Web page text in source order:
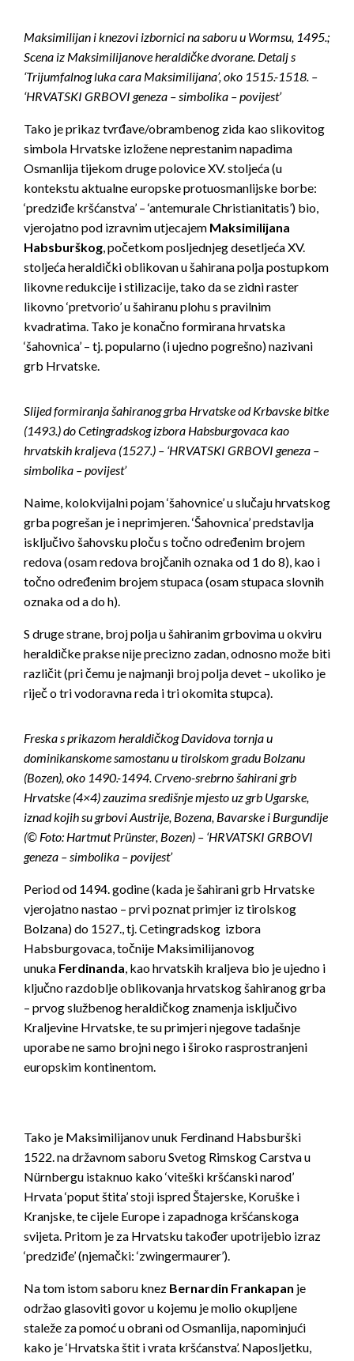
Maksimilijan i knezovi izbornici na saboru u Wormsu, 1495.;
Scena iz Maksimilijanove heraldičke dvorane. Detalj s
‘Trijumfalnog luka cara Maksimilijana’, oko 1515.-1518. –
‘HRVATSKI GRBOVI geneza – simbolika – povijest’
Tako je prikaz tvrđave/obrambenog zida kao slikovitog
simbola Hrvatske izložene neprestanim napadima
Osmanlija tijekom druge polovice XV. stoljeća (u
kontekstu aktualne europske protuosmanlijske borbe:
‘predziđe kršćanstva’ – ‘antemurale Christianitatis’) bio,
vjerojatno pod izravnim utjecajem Maksimilijana
Habsburškog , početkom posljednjeg desetljeća XV.
stoljeća heraldički oblikovan u šahirana polja postupkom
likovne redukcije i stilizacije, tako da se zidni raster
likovno ‘pretvorio’ u šahiranu plohu s pravilnim
kvadratima. Tako je konačno formirana hrvatska
‘šahovnica’ – tj. popularno (i ujedno pogrešno) nazivani
grb Hrvatske.
Slijed formiranja šahiranog grba Hrvatske od Krbavske bitke
(1493.) do Cetingradskog izbora Habsburgovaca kao
hrvatskih kraljeva (1527.) – ‘HRVATSKI GRBOVI geneza –
simbolika – povijest’
Naime, kolokvijalni pojam ‘šahovnice’ u slučaju hrvatskog
grba pogrešan je i neprimjeren. ‘Šahovnica’ predstavlja
isključivo šahovsku ploču s točno određenim brojem
redova (osam redova brojčanih oznaka od 1 do 8), kao i
točno određenim brojem stupaca (osam stupaca slovnih
oznaka od a do h).
S druge strane, broj polja u šahiranim grbovima u okviru
heraldičke prakse nije precizno zadan, odnosno može biti
različit (pri čemu je najmanji broj polja devet – ukoliko je
riječ o tri vodoravna reda i tri okomita stupca).
Freska s prikazom heraldičkog Davidova tornja u
dominikanskome samostanu u tirolskom gradu Bolzanu
(Bozen), oko 1490.-1494. Crveno-srebrno šahirani grb
Hrvatske (4×4) zauzima središnje mjesto uz grb Ugarske,
iznad kojih su grbovi Austrije, Bozena, Bavarske i Burgundije
(© Foto: Hartmut Prünster, Bozen) – ‘HRVATSKI GRBOVI
geneza – simbolika – povijest’
Period od 1494. godine (kada je šahirani grb Hrvatske
vjerojatno nastao – prvi poznat primjer iz tirolskog
Bolzana) do 1527., tj. Cetingradskog izbora
Habsburgovaca, točnije Maksimilijanovog
unuka Ferdinanda , kao hrvatskih kraljeva bio je ujedno i
ključno razdoblje oblikovanja hrvatskog šahiranog grba
– prvog službenog heraldičkog znamenja isključivo
Kraljevine Hrvatske, te su primjeri njegove tadašnje
uporabe ne samo brojni nego i široko rasprostranjeni
europskim kontinentom.
Tako je Maksimilijanov unuk Ferdinand Habsburški
1522. na državnom saboru Svetog Rimskog Carstva u
Nürnbergu istaknuo kako ‘viteški kršćanski narod’
Hrvata ‘poput štita’ stoji ispred Štajerske, Koruške i
Kranjske, te cijele Europe i zapadnoga kršćanskoga
svijeta. Pritom je za Hrvatsku također upotrijebio izraz
‘predziđe’ (njemački: ‘zwingermaurer’).
Na tom istom saboru knez Bernardin Frankapan je
održao glasoviti govor u kojemu je molio okupljene
staleže za pomoć u obrani od Osmanlija, napominjući
kako je ‘Hrvatska štit i vrata kršćanstva’. Naposljetku,